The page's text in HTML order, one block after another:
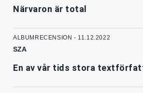
Närvaron är total
ALBUMRECENSION - 11.12.2022
SZA
En av vår tids stora